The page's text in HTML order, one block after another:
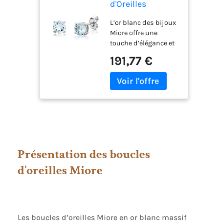
d'Oreilles
Clous d'oreilles,
Or blanc 9 ct 375,
Topaze 1,23 ct,
Design Rond 5
mm, Fermoir
Papillon, Bijoux
Femme avec
Boîte à Bijoux
L’or blanc des bijoux
Miore offre une
touche d’élégance et
pierres incrustées Si
vous êtes né(e) en
novembre, les
les plus sombres de
présentés dans un
191,77 €
Présentation des boucles
d’oreilles Miore
Les boucles d’oreilles Miore en or blanc massif